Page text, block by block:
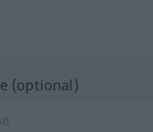
(optional)